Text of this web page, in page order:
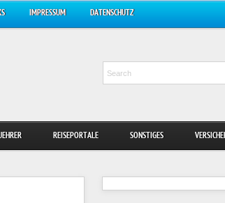
IMPRESSUM DATENSCHUTZ
REISEPORTALE SONSTIGES